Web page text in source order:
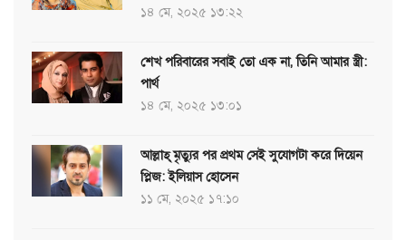
১৪ মে, ২০২৫ ১৩:২২
শেখ পরিবারের সবাই তো এক না, তিনি আমার স্ত্রী:
পার্থ
১৪ মে, ২০২৫ ১৩:০১
আল্লাহ্ মৃত্যুর পর প্রথম সেই সুযোগটা করে দিয়েন
প্লিজ: ইলিয়াস হোসেন
১১ মে, ২০২৫ ১৭:১০